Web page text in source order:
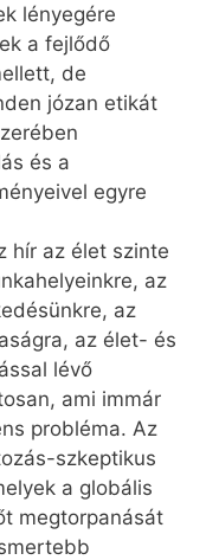
lényegére
a fejlődő
de
józan etikát
és a
egyre
hír az élet szinte
az
az
az élet- és
lévő
ami immár
probléma. Az
szkeptikus
a globális
megtorpanását